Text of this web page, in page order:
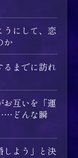
うにして、恋
か
るまでに訪れ
お互いを「運
どんな瞬
しよう」と決